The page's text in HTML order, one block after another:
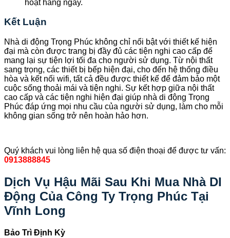
hoạt hàng ngày.
Kết Luận
Nhà di động Trọng Phúc không chỉ nổi bật với thiết kế hiện
đại mà còn được trang bị đầy đủ các tiện nghi cao cấp để
mang lại sự tiện lợi tối đa cho người sử dụng. Từ nội thất
sang trọng, các thiết bị bếp hiện đại, cho đến hệ thống điều
hòa và kết nối wifi, tất cả đều được thiết kế để đảm bảo một
cuộc sống thoải mái và tiện nghi. Sự kết hợp giữa nội thất
cao cấp và các tiện nghi hiện đại giúp nhà di động Trọng
Phúc đáp ứng mọi nhu cầu của người sử dụng, làm cho mỗi
không gian sống trở nên hoàn hảo hơn.
Quý khách vui lòng liên hệ qua số điện thoại để được tư vấn:
0913888845
Dịch Vụ Hậu Mãi Sau Khi Mua Nhà DI
Động Của Công Ty Trọng Phúc Tại
Vĩnh Long
Bảo Trì Định Kỳ